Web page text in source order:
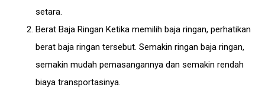
setara.
Berat Baja Ringan Ketika memilih baja ringan, perhatikan
berat baja ringan tersebut. Semakin ringan baja ringan,
semakin mudah pemasangannya dan semakin rendah
biaya transportasinya.